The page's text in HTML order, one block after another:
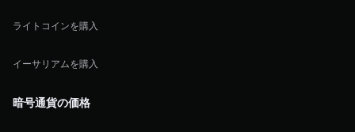
ライトコインを購入
イーサリアムを購入
暗号通貨の価格